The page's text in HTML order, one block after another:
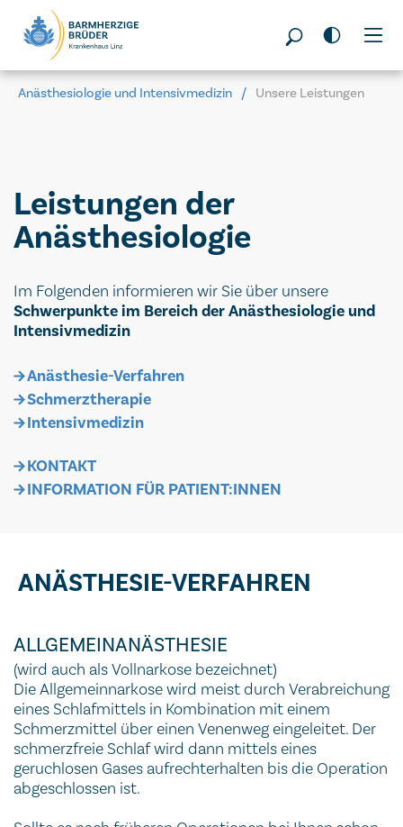
Seitenbereiche:
Anästhesiologie und Intensivmedizin Unsere Leistungen
Leistungen der
Anästhesiologie
Im Folgenden informieren wir Sie über unsere
Schwerpunkte im Bereich der Anästhesiologie und
Intensivmedizin
Anästhesie-Verfahren
Schmerztherapie
Intensivmedizin
KONTAKT
INFORMATION FÜR PATIENT:INNEN
ANÄSTHESIE-VERFAHREN
ALLGEMEINANÄSTHESIE
(wird auch als Vollnarkose bezeichnet)
Die Allgemeinnarkose wird meist durch Verabreichung
eines Schlafmittels in Kombination mit einem
Schmerzmittel über einen Venenweg eingeleitet. Der
schmerzfreie Schlaf wird dann mittels eines
geruchlosen Gases aufrechterhalten bis die Operation
abgeschlossen ist.